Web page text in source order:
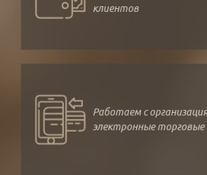
клиентов
Работаем с
электронные